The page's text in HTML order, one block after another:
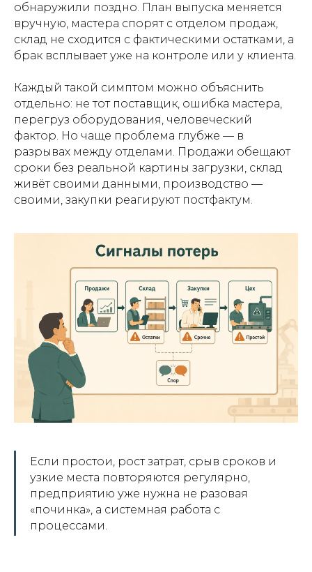
обнаружили поздно. План выпуска меняется
вручную, мастера спорят с отделом продаж,
склад не сходится с фактическими остатками, а
брак всплывает уже на контроле или у клиента.
Каждый такой симптом можно объяснить
отдельно: не тот поставщик, ошибка мастера,
перегруз оборудования, человеческий
фактор. Но чаще проблема глубже — в
разрывах между отделами. Продажи обещают
сроки без реальной картины загрузки, склад
живёт своими данными, производство —
своими, закупки реагируют постфактум.
Если простои, рост затрат, срыв сроков и
узкие места повторяются регулярно,
предприятию уже нужна не разовая
«починка», а системная работа с
процессами.